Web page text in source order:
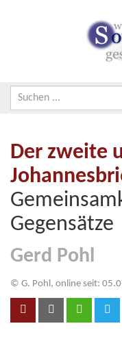
Der zweite
Gegensätze
Gerd Pohl
© G. Pohl, online seit: